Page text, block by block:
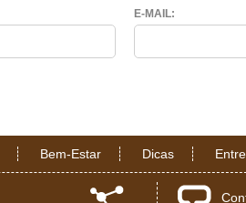
E-MAIL:
Bem-Estar Dicas